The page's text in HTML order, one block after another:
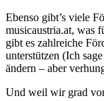
Ebenso gibt’s viele
musicaustria.at, was
gibt es zahlreiche
unterstützen (Ich
ändern – aber
Und weil wir grad